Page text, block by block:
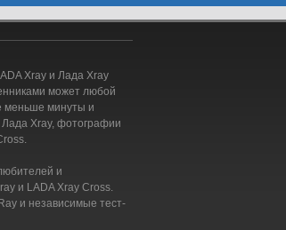
Xray и Лада Xray
может любой
меньше минуты и
Лада Xray, фотографии
и
и LADA Xray Cross.
и независимые тест-